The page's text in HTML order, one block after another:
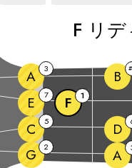
F リ
G 2 A
C 5 D
E 7 F 1
A 3 B #